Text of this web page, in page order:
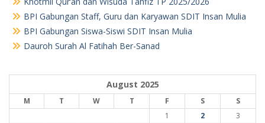
BPI Gabungan Staff, Guru dan Karyawan SDIT Insan Mulia
BPI Gabungan Siswa-Siswi SDIT Insan Mulia
Dauroh Surah Al Fatihah Ber-Sanad
August 2025
M T W T F S
S
1
2
3